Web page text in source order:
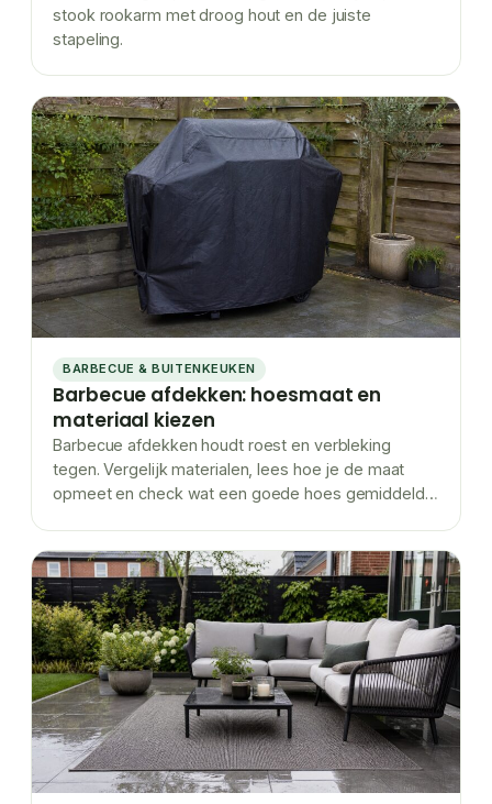
stook rookarm met droog hout en de juiste
stapeling.
BARBECUE & BUITENKEUKEN
Barbecue afdekken: hoesmaat en
materiaal kiezen
Barbecue afdekken houdt roest en verbleking
tegen. Vergelijk materialen, lees hoe je de maat
opmeet en check wat een goede hoes gemiddeld…